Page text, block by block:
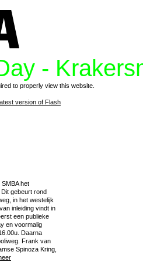
-
to properly view this website.
version of Flash
het
gebeurt rond
in het westelijk
van inleiding vindt in
een publieke
en voormalig
Daarna
Frank van
Spinoza Kring,